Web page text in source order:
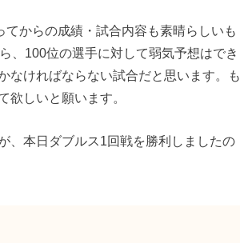
からの成績・試合内容も素晴らしいも
、100位の選手に対して弱気予想はでき
なければならない試合だと思います。も
欲しいと願います。
、本日ダブルス1回戦を勝利しましたの